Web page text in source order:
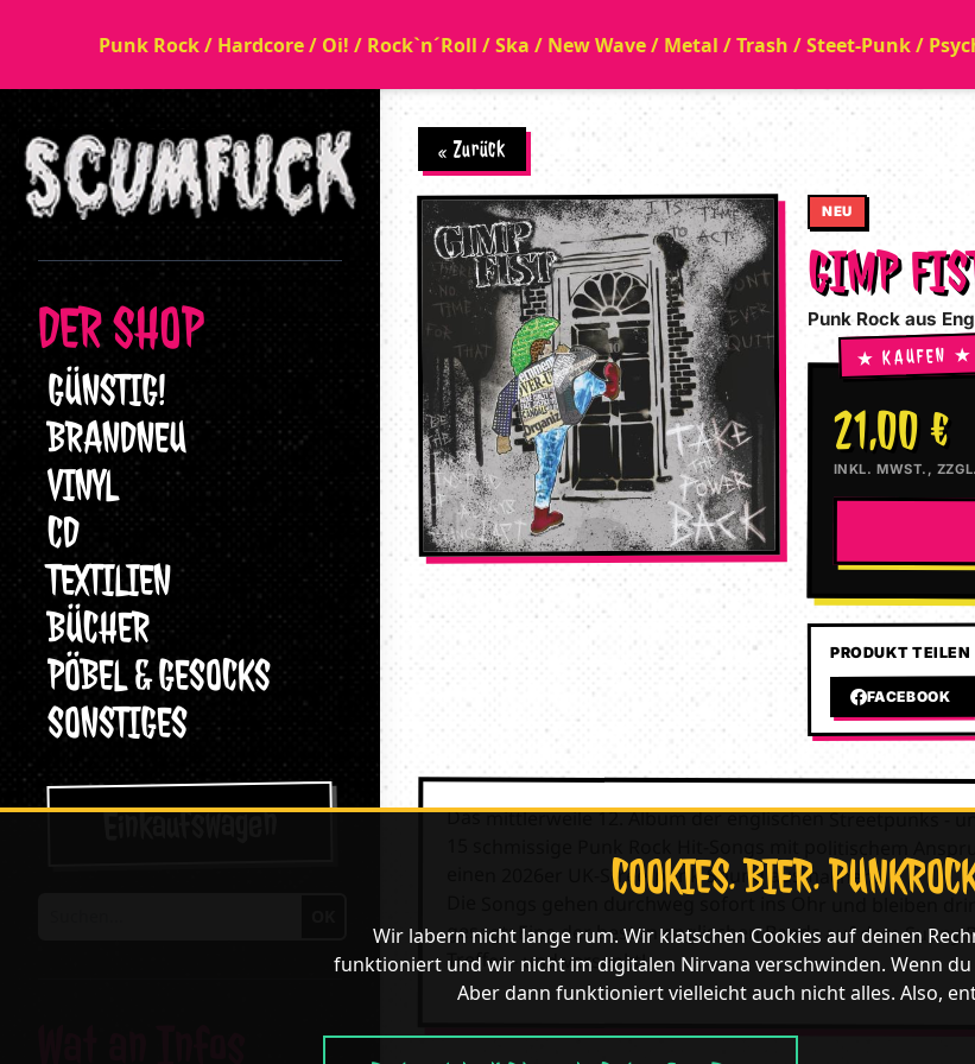
Punk Rock / Hardcore / Oi! / Rock`n´Roll / Ska / New Wave / Metal / Trash / Steet-Punk /
DER SHOP
GÜNSTIG!
BRANDNEU
VINYL
CD
TEXTILIEN
BÜCHER
PÖBEL & GESOCKS
SONSTIGES
Einkaufswagen
« Zurück
NEU
GIMP
Punk Rock aus
21,00 €
INKL. MWST.,
PRODUKT TEILEN
FACEBOOK
Das mittlerweile 12. Album der englischen Streetpunks -
einen 2026er UK-Streetpunk-Sound ausmachen.
Die Songs gehen durchweg sofort ins Ohr und bleiben
gesagt: Eine der besten englischen Bands auf dem Sunny
Treffer - und versenkt!
COOKIES. BIER.
Wir labern nicht lange rum. Wir klatschen Cookies auf deinen
funktioniert und wir nicht im digitalen Nirvana verschwinden. Wenn du
Aber dann funktioniert vielleicht auch nicht alles. Also,